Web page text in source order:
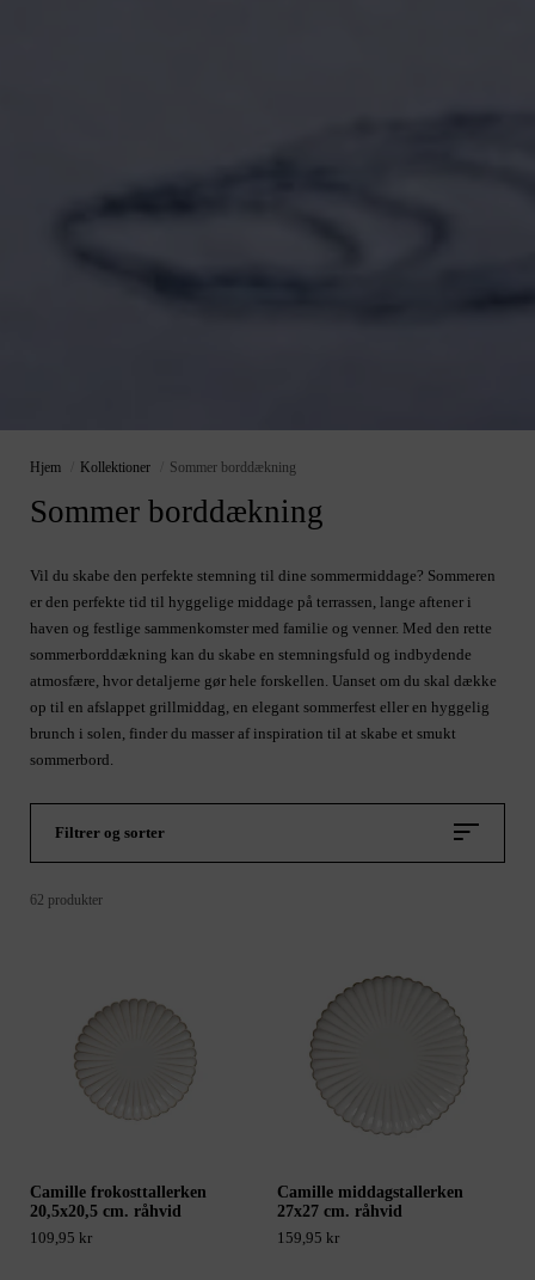
Hjem Kollektioner Sommer borddækning
Sommer borddækning
Vil du skabe den perfekte stemning til dine sommermiddage? Sommeren
er den perfekte tid til hyggelige middage på terrassen, lange aftener i
haven og festlige sammenkomster med familie og venner. Med den rette
sommerborddækning kan du skabe en stemningsfuld og indbydende
atmosfære, hvor detaljerne gør hele forskellen. Uanset om du skal dække
op til en afslappet grillmiddag, en elegant sommerfest eller en hyggelig
brunch i solen, finder du masser af inspiration til at skabe et smukt
sommerbord.
Filtrer og sorter
62 produkter
Camille frokosttallerken
20,5x20,5 cm. råhvid
109,95 kr
Camille middagstallerken
27x27 cm. råhvid
159,95 kr